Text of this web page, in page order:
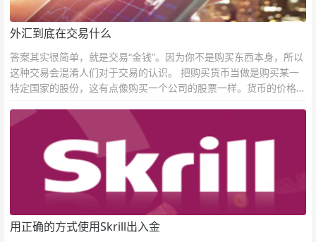
外汇到底在交易什么
答案其实很简单，就是交易“金钱”。因为你不是购买东西本身，所以
这种交易会混淆人们对于交易的认识。 把购买货币当做是购买某一
特定国家的股份，这有点像购买一个公司的股票一样。货币的价格直
用正确的方式使用Skrill出入金